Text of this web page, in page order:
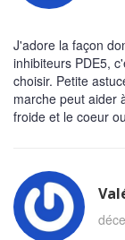
J'adore la façon
inhibiteurs PDE5,
choisir. Petite
marche peut aider
froide et le coeur